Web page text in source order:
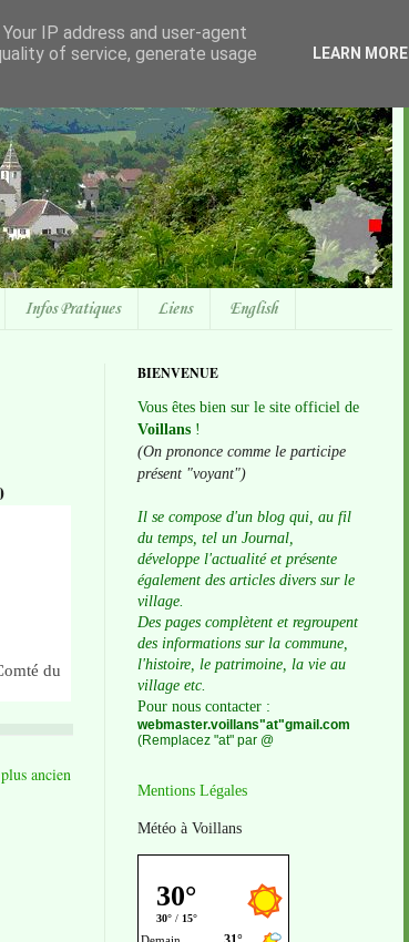
Infos Pratiques Liens English
du
ancien
BIENVENUE
Vous êtes bien sur le site officiel de
Voillans !
(On prononce comme le participe
présent "voyant")
Il se compose d'un blog qui, au fil
du temps, tel un Journal,
développe l'actualité et présente
également des articles divers sur le
village.
Des pages complètent et regroupent
des informations sur la commune,
l'histoire, le patrimoine, la vie au
village etc.
Pour nous contacter :
webmaster.voillans"at"gmail.com
(Remplacez "at" par @
Mentions Légales
Météo à Voillans
IP address and user-agent
of service, generate usage
LEARN MORE